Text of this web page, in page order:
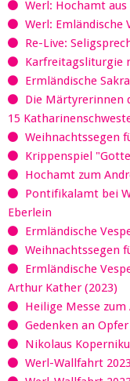
Werl: Hochamt
Werl: Emländische
Re-Live:
Karfreitagsliturgie
Ermländische
Die Märtyrerinnen
15
Weihnachtssegen
Krippenspiel
Hochamt zum
Pontifikalamt bei
Eberlein
Ermländische
Weihnachtssegen
Ermländische
Arthur Kather (2023)
Heilige Messe zum
Gedenken an
Nikolaus
Werl-Wallfahrt